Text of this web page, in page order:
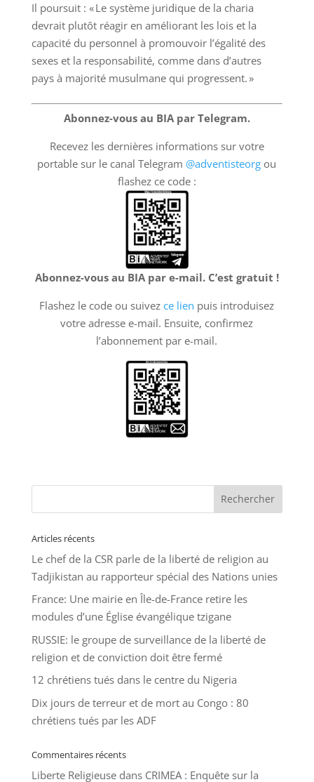
Il poursuit : « Le système juridique de la charia
devrait plutôt réagir en améliorant les lois et la
capacité du personnel à promouvoir l’égalité des
sexes et la responsabilité, comme dans d’autres
pays à majorité musulmane qui progressent. »
Abonnez-vous au BIA par Telegram.
Recevez les dernières informations sur votre
portable sur le canal Telegram@adventisteorg ou
flashez ce code :
Abonnez-vous au BIA par e-mail. C’est gratuit !
Flashez le code ou suivezce lien puis introduisez
votre adresse e-mail. Ensuite, confirmez
l’abonnement par e-mail.
Articles récents
Le chef de la CSR parle de la liberté de religion au
Tadjikistan au rapporteur spécial des Nations unies
France: Une mairie en Île-de-France retire les
modules d’une Église évangélique tzigane
RUSSIE: le groupe de surveillance de la liberté de
religion et de conviction doit être fermé
12 chrétiens tués dans le centre du Nigeria
Dix jours de terreur et de mort au Congo : 80
chrétiens tués par les ADF
Commentaires récents
Liberte Religieusedans CRIMEA : Enquête sur la